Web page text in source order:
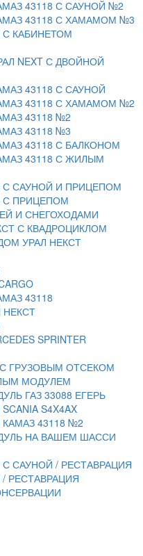
43118 С САУНОЙ №2
43118 С ХАМАМОМ №3
С КАБИНЕТОМ
NEXT С ДВОЙНОЙ
43118 С САУНОЙ
43118 С ХАМАМОМ №2
43118 №2
43118 №3
43118 С БАЛКОНОМ
43118 С ЖИЛЫМ
С САУНОЙ И ПРИЦЕПОМ
С ПРИЦЕПОМ
И СНЕГОХОДАМИ
С КВАДРОЦИКЛОМ
УРАЛ НЕКСТ
43118
НЕКСТ
SPRINTER
ГРУЗОВЫМ ОТСЕКОМ
МОДУЛЕМ
ГАЗ 33088 ЕГЕРЬ
S4X4AX
43118 №2
НА ВАШЕМ ШАССИ
САУНОЙ / РЕСТАВРАЦИЯ
РЕСТАВРАЦИЯ